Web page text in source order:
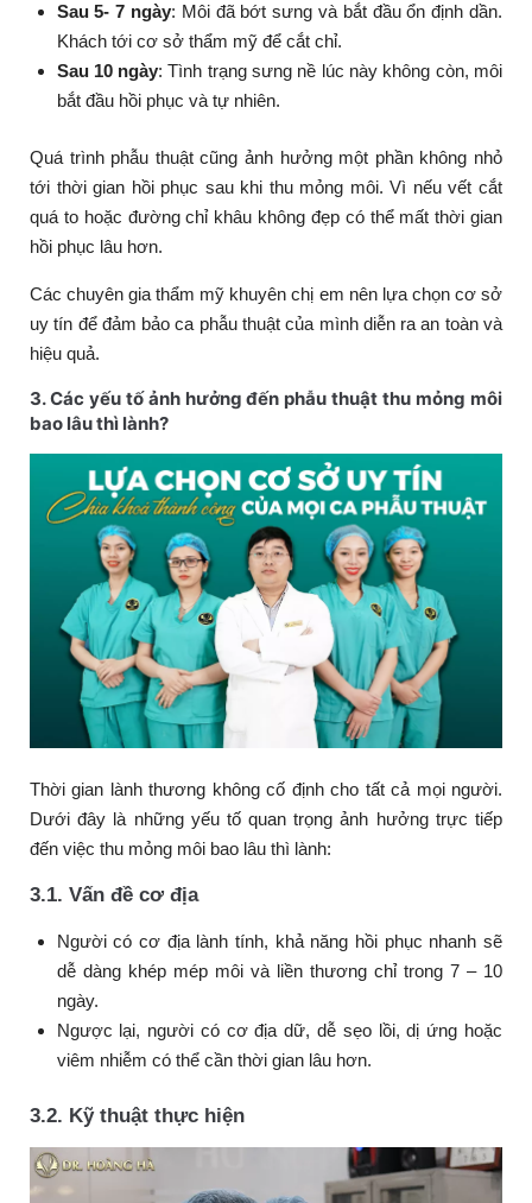
Sau 5- 7 ngày: Môi đã bớt sưng và bắt đầu ổn định dần.
Khách tới cơ sở thẩm mỹ để cắt chỉ.
Sau 10 ngày: Tình trạng sưng nề lúc này không còn, môi
bắt đầu hồi phục và tự nhiên.
Quá trình phẫu thuật cũng ảnh hưởng một phần không nhỏ
tới thời gian hồi phục sau khi thu mỏng môi. Vì nếu vết cắt
quá to hoặc đường chỉ khâu không đẹp có thể mất thời gian
hồi phục lâu hơn.
Các chuyên gia thẩm mỹ khuyên chị em nên lựa chọn cơ sở
uy tín để đảm bảo ca phẫu thuật của mình diễn ra an toàn và
hiệu quả.
3. Các yếu tố ảnh hưởng đến phẫu thuật thu mỏng môi
bao lâu thì lành?
Thời gian lành thương không cố định cho tất cả mọi người.
Dưới đây là những yếu tố quan trọng ảnh hưởng trực tiếp
đến việc thu mỏng môi bao lâu thì lành:
3.1. Vấn đề cơ địa
Người có cơ địa lành tính, khả năng hồi phục nhanh sẽ
dễ dàng khép mép môi và liền thương chỉ trong 7 – 10
ngày.
Ngược lại, người có cơ địa dữ, dễ sẹo lồi, dị ứng hoặc
viêm nhiễm có thể cần thời gian lâu hơn.
3.2. Kỹ thuật thực hiện